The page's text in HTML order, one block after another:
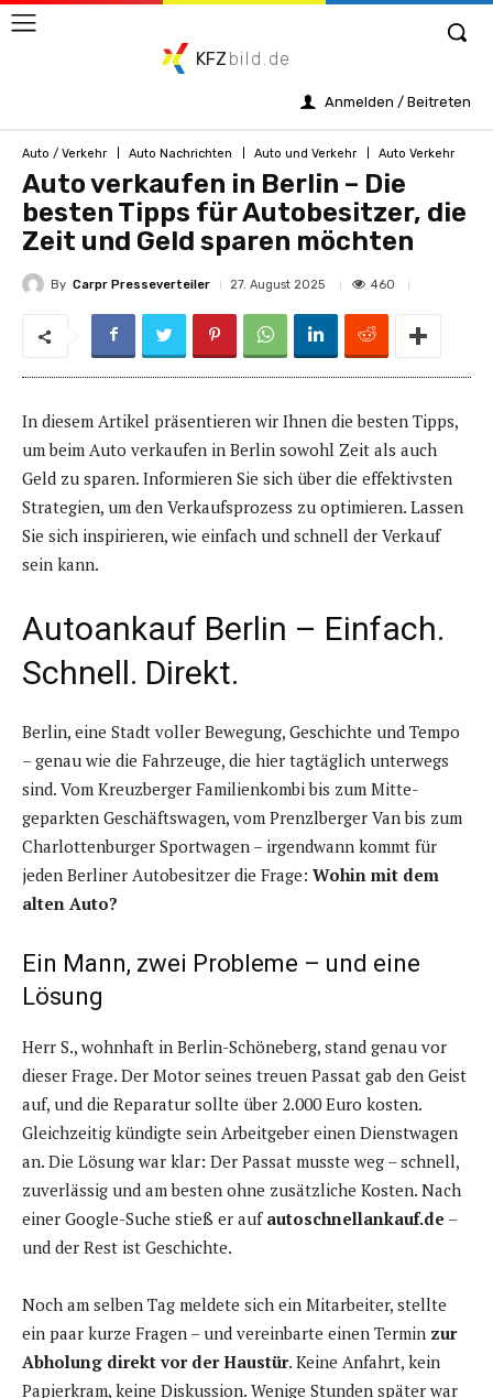
KFZ bild.de
Anmelden / Beitreten
Auto / Verkehr Auto Nachrichten Auto und Verkehr Auto Verkehr
Auto verkaufen in Berlin – Die
besten Tipps für Autobesitzer, die
Zeit und Geld sparen möchten
By Carpr Presseverteiler 27. August 2025 460
In diesem Artikel präsentieren wir Ihnen die besten Tipps,
um beim Auto verkaufen in Berlin sowohl Zeit als auch
Geld zu sparen. Informieren Sie sich über die effektivsten
Strategien, um den Verkaufsprozess zu optimieren. Lassen
Sie sich inspirieren, wie einfach und schnell der Verkauf
sein kann.
Autoankauf Berlin – Einfach.
Schnell. Direkt.
Berlin, eine Stadt voller Bewegung, Geschichte und Tempo
– genau wie die Fahrzeuge, die hier tagtäglich unterwegs
sind. Vom Kreuzberger Familienkombi bis zum Mitte-
geparkten Geschäftswagen, vom Prenzlberger Van bis zum
Charlottenburger Sportwagen – irgendwann kommt für
jeden Berliner Autobesitzer die Frage: Wohin mit dem
alten Auto?
Ein Mann, zwei Probleme – und eine
Lösung
Herr S., wohnhaft in Berlin-Schöneberg, stand genau vor
dieser Frage. Der Motor seines treuen Passat gab den Geist
auf, und die Reparatur sollte über 2.000 Euro kosten.
Gleichzeitig kündigte sein Arbeitgeber einen Dienstwagen
an. Die Lösung war klar: Der Passat musste weg – schnell,
zuverlässig und am besten ohne zusätzliche Kosten. Nach
einer Google-Suche stieß er auf autoschnellankauf.de –
und der Rest ist Geschichte.
Noch am selben Tag meldete sich ein Mitarbeiter, stellte
ein paar kurze Fragen – und vereinbarte einen Termin zur
Abholung direkt vor der Haustür. Keine Anfahrt, kein
Papierkram, keine Diskussion. Wenige Stunden später war